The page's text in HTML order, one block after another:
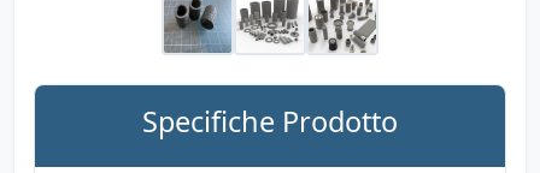
Specifiche Prodotto